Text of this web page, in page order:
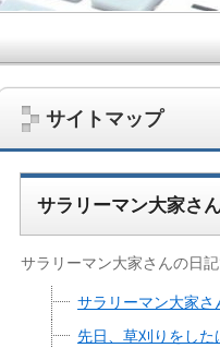
サイトマップ
サラリーマン大家さ
サラリーマン大家さんの日記
サラリーマン大家さ
先日、草刈りをした
サラリーマン